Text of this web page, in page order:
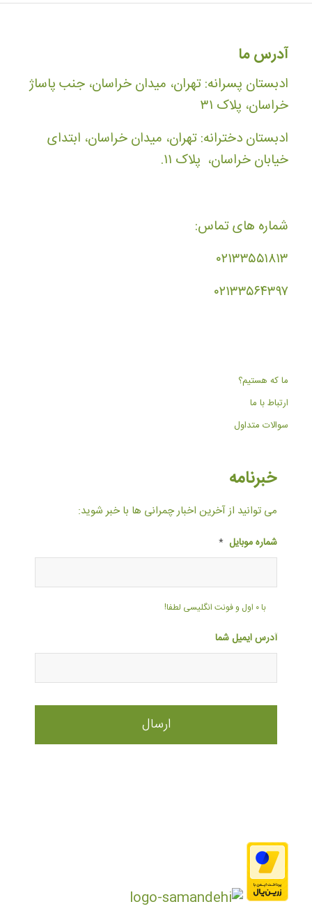
آدرس ما
ادبستان پسرانه: تهران، میدان خراسان، جنب پاساژ
خراسان، پلاک ۳۱
ادبستان دخترانه: تهران، میدان خراسان، ابتدای
خیابان خراسان، پلاک ۱۱.
شماره های تماس:
۰۲۱۳۳۵۵۱۸۱۳
۰۲۱۳۳۵۶۴۳۹۷
ما که هستیم؟
ارتباط با ما
سوالات متداول
خبرنامه
می توانید از آخرین اخبار چمرانی ها با خبر شوید:
شماره موبایل *
با ۰ اول و فونت انگلیسی لطفا!
آدرس ایمیل شما